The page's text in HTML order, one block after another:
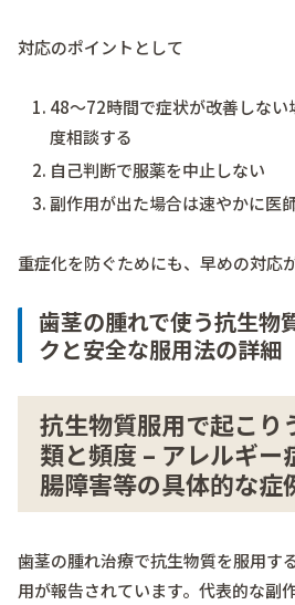
対応のポイントとして
48～72時間で症状が改善しな
度相談する
自己判断で服薬を中止しない
副作用が出た場合は速やかに医
重症化を防ぐためにも、早めの対応
歯茎の腫れで使う抗生物
クと安全な服用法の詳細
抗生物質服用で起こり
類と頻度 – アレルギー
腸障害等の具体的な症
歯茎の腫れ治療で抗生物質を服用す
用が報告されています。代表的な副